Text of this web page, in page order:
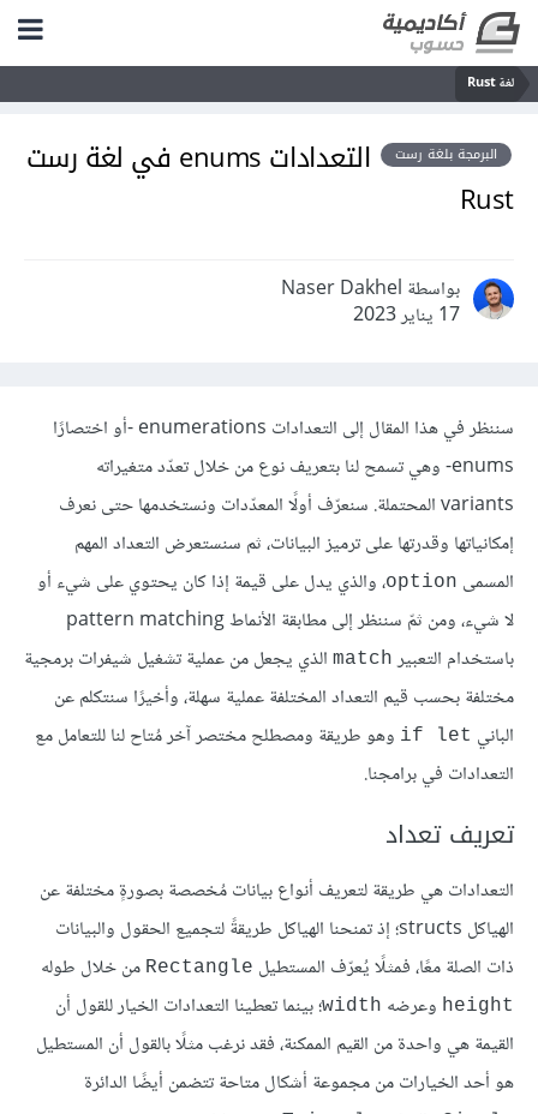
لغة Rust
البرمجة بلغة رست
التعدادات enums في لغة رست
Rust
بواسطة Naser Dakhel
17 يناير 2023
سننظر في هذا المقال إلى التعدادات enumerations -أو اختصارًا
enums- وهي تسمح لنا بتعريف نوع من خلال تعدّد متغيراته
variants المحتملة. سنعرّف أولًا المعدّدات ونستخدمها حتى نعرف
إمكانياتها وقدرتها على ترميز البيانات، ثم سنستعرض التعداد المهم
المسمى option، والذي يدل على قيمة إذا كان يحتوي على شيء أو
لا شيء، ومن ثمّ سننظر إلى مطابقة الأنماط pattern matching
باستخدام التعبير match الذي يجعل من عملية تشغيل شيفرات برمجية
مختلفة بحسب قيم التعداد المختلفة عملية سهلة، وأخيرًا سنتكلم عن
الباني if let وهو طريقة ومصطلح مختصر آخر مُتاح لنا للتعامل مع
التعدادات في برامجنا.
تعريف تعداد
التعدادات هي طريقة لتعريف أنواع بيانات مُخصصة بصورةٍ مختلفة عن
الهياكل structs؛ إذ تمنحنا الهياكل طريقةً لتجميع الحقول والبيانات
ذات الصلة معًا، فمثلًا يُعرّف المستطيل Rectangle من خلال طوله
height وعرضه width؛ بينما تعطينا التعدادات الخيار للقول أن
القيمة هي واحدة من القيم الممكنة، فقد نرغب مثلًا بالقول أن المستطيل
هو أحد الخيارات من مجموعة أشكال متاحة تتضمن أيضًا الدائرة